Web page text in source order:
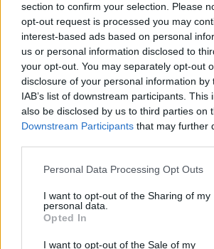
section to confirm your selection. Please
opt-out request is processed you may
interest-based ads based on personal
us or personal information disclosed to
your opt-out. You may separately opt-out
disclosure of your personal information by
IAB’s list of downstream participants. This
also be disclosed by us to third parties on
Downstream Participants that may further
Please note that this website/app uses
not limited to your visit or usage
grant or deny consent to Google and its
use your data for below specified
consent section.
Personal Data Processing Opt Outs
I want to opt-out of the Sharing of my
personal data.
Opted In
I want to opt-out of the Sale of my
Ακολουθήστε το tlife.gr
Newsκαι μάθετε πρώτοι
νέα.
READ